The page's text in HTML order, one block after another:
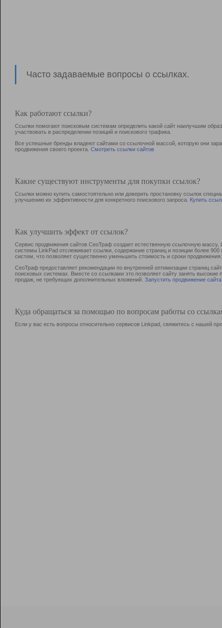
Часто задаваемые вопросы о ссылках.
Как работают ссылки?
Ссылки помогают поисковым системам определить какой сайт наилучшим
участвовать в раcпределении позиций и поискового трафика.
Все успешные бренды владеют сайтами со ссылочной массой, которую они
продвижения своего проекта. Смотреть ссылки сайтов
Какие существуют инструменты для покупки ссылок?
Ссылки можно купить самостоятельно или доверить простановку ссылок
улучшению их эффективности для конкретного поискового запроса. Купить
Как улучшить эффект от ссылок?
Сервис продвижения сайтов СеоТраф создает естественную ссылочную
системы LinkPad отслеживает ссылки, содержание страниц и позиции более
систем, что позволяет существенно уменьшить стоимость и сроки продвижения.
СеоТраф предоставляет рекомендации по внутренней оптимизации страниц
поисковых системах. Вместе со ссылками это позволяет сайту занять
продаж, не требующих дополнительных вложений. Запустить продвижение сайта
Куда обращаться за помощью по вопросам работы со
Если у вас есть вопросы относительно сервисов Linkpad, свяжитесь с нашей